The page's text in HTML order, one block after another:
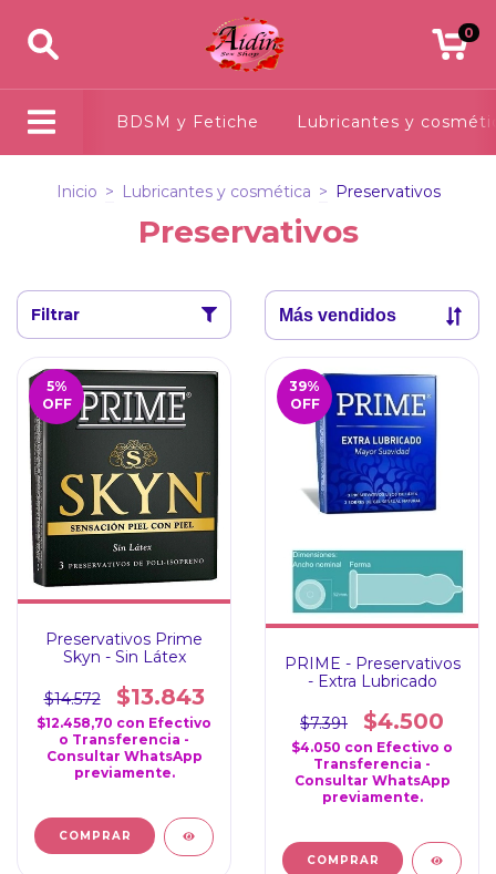
0
BDSM y Fetiche Lubricantes y
Inicio > Lubricantes y cosmética > Preservativos
Preservativos
Filtrar
5%
OFF
Preservativos Prime
Skyn - Sin Látex
$14.572 $13.843
$12.458,70 con Efectivo
o Transferencia -
Consultar WhatsApp
previamente.
39%
OFF
PRIME - Preservativos
- Extra Lubricado
$7.391 $4.500
$4.050 con Efectivo o
Transferencia -
Consultar WhatsApp
previamente.